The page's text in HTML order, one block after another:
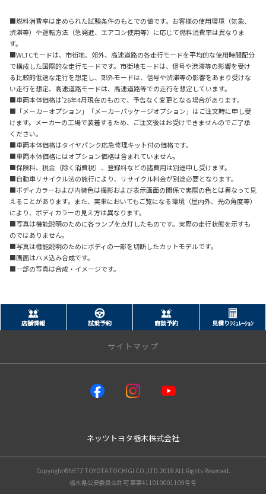
■燃料消費率は定められた試験条件のもとでの値です。お客様の使用環境（気象、
渋滞等）や運転方法（急発進、エアコン使用等）に応じて燃料消費率は異なりま
す。
■WLTCモードは、市街地、郊外、高速道路の各走行モードを平均的な使用時間配分
で構成した国際的な走行モードです。市街地モードは、信号や渋滞等の影響を受け
る比較的低速な走行を想定し、郊外モードは、信号や渋滞等の影響をあまり受けな
い走行を想定、高速道路モードは、高速道路等での走行を想定しています。
■車両本体価格は’26年4月現在のもので、予告なく変更となる場合があります。
■「メーカーオプション」「メーカーパッケージオプション」はご注文時に申し受
けます。メーカーの工場で装着するため、ご注文後はお受けできませんのでご了承
ください。
■車両本体価格はタイヤパンク応急修理キット付の価格です。
■車両本体価格にはオプション価格は含まれていません。
■保険料、税金（除く消費税）、登録料などの諸費用は別途申し受けます。
■自動車リサイクル法の施行により、リサイクル料金が別途必要となります。
■ボディカラーおよび内装色は撮影および表示画面の関係で実際の色とは異なって見
えることがあります。また、実車においてもご覧になる環境（屋内外、光の角度等）
により、ボディカラーの見え方は異なります。
■写真は機能説明のために各ランプを点灯したものです。実際の走行状態を示すも
のではありません。
■写真は機能説明のためにボディの一部を切断したカットモデルです。
■画面はハメ込み合成です。
■一部の写真は合成・イメージです。
店舗情報 試乗予約 商談予約 見積りｼﾐｭﾚｰｼｮﾝ
サイトマップ
ネッツウェルキャブステーションネッツトヨタ栃木株式会社
Copyright©NETZ TOYOTA TOCHIGI CO.,LTD.2018 ALL Rights Reserved.
栃木県公安委員会許可 第第411010001109号号